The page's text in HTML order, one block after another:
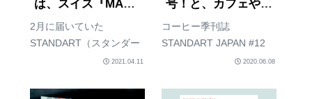
は、スイス『MAME
Coffee』のコーヒー
と、サステナビリテ
2月に届いていた
STANDART（スタンダー
ト）の15号。もう来月に
忘れぬうちに感想と、コ
2021.04.11
号！と、カフェやロ
ースターをサポート
できる『Give & Get
プログラム』
コーヒー季刊誌
STANDART JAPAN #12
が2020年5月から発売に
か..この前第1号が！と思
2020.06.08